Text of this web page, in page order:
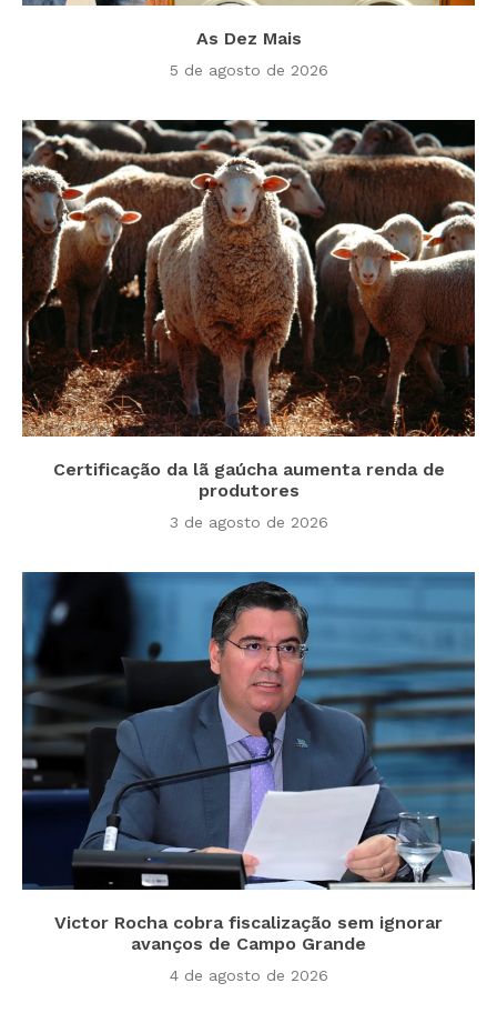
As Dez Mais
5 de agosto de 2026
Certificação da lã gaúcha aumenta renda de
produtores
3 de agosto de 2026
Victor Rocha cobra fiscalização sem ignorar
avanços de Campo Grande
4 de agosto de 2026